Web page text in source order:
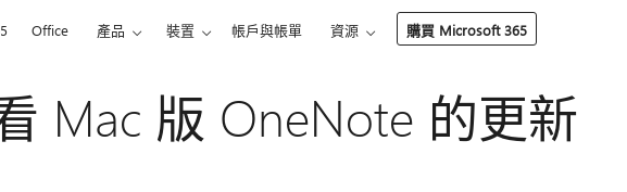
Office 產品 裝置 帳戶與帳單 資源 購買 Microsoft 365
Mac 版 OneNote 的更新